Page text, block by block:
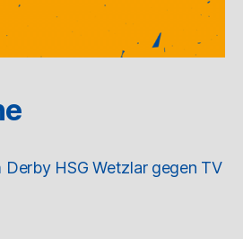
Derby HSG Wetzlar gegen TV